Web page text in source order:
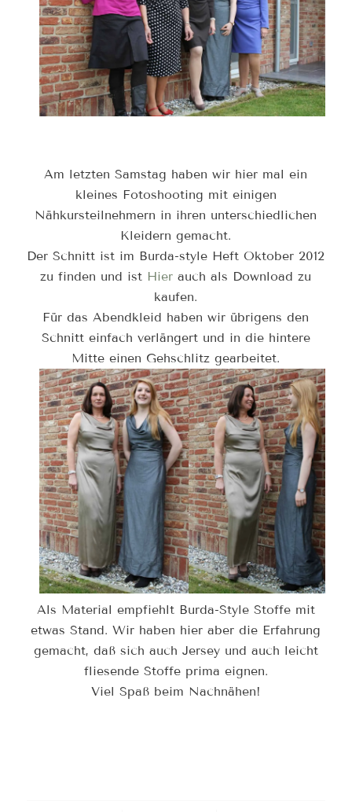
Am letzten Samstag haben wir hier mal ein
kleines Fotoshooting mit einigen
Nähkursteilnehmern in ihren unterschiedlichen
Kleidern gemacht.
Der Schnitt ist im Burda-style Heft Oktober 2012
zu finden und ist Hier auch als Download zu
kaufen.
Für das Abendkleid haben wir übrigens den
Schnitt einfach verlängert und in die hintere
Mitte einen Gehschlitz gearbeitet.
Als Material empfiehlt Burda-Style Stoffe mit
etwas Stand. Wir haben hier aber die Erfahrung
gemacht, daß sich auch Jersey und auch leicht
fliesende Stoffe prima eignen.
Viel Spaß beim Nachnähen!